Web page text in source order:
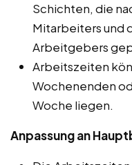
Schichten, die
Mitarbeiters und
Arbeitgebers
Arbeitszeiten
Wochenenden
Woche liegen.
Anpassung an